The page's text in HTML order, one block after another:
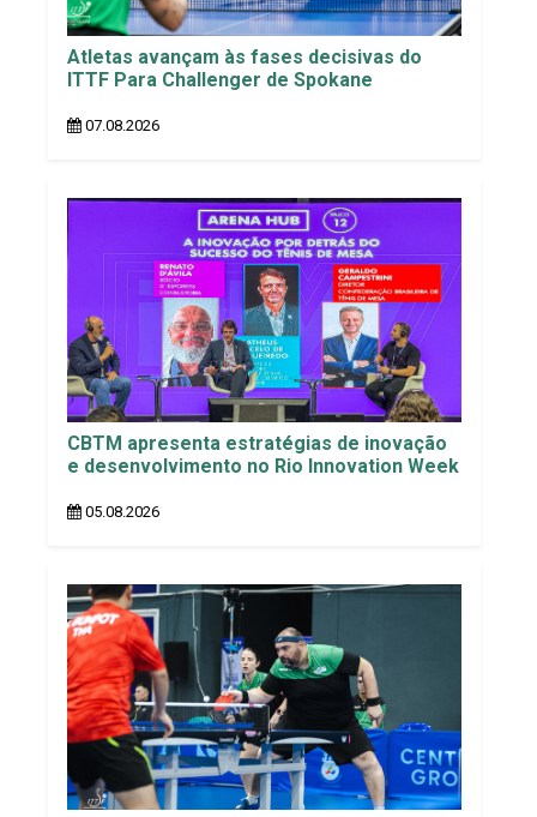
Atletas avançam às fases decisivas do
ITTF Para Challenger de Spokane
07.08.2026
CBTM apresenta estratégias de inovação
e desenvolvimento no Rio Innovation Week
05.08.2026